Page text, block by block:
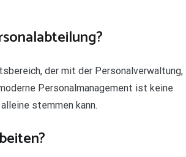
der mit der Personalverwaltung,
Personalmanagement ist keine
stemmen kann.